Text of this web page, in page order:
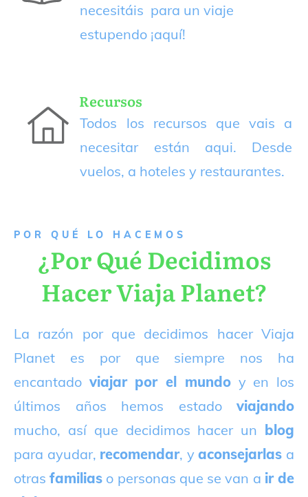
necesitáis para un viaje
estupendo ¡aquí!
Recursos
Todos los recursos que vais a
necesitar están aqui. Desde
vuelos, a hoteles y restaurantes.
P OR QUÉ LO HACEMOS
¿Por Qué Decidimos
Hacer Viaja Planet?
La razón por que decidimos hacer Viaja
Planet es por que siempre nos ha
encantado viajar por el mundoy en los
últimos años hemos estado viajando
mucho, así que decidimos hacer un blog
para ayudar, recomendar, yaconsejarlas a
otrasfamilias o personas que se van a ir de